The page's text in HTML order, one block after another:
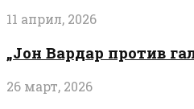
11 април, 2026
„Јон Вардар против
26 март, 2026